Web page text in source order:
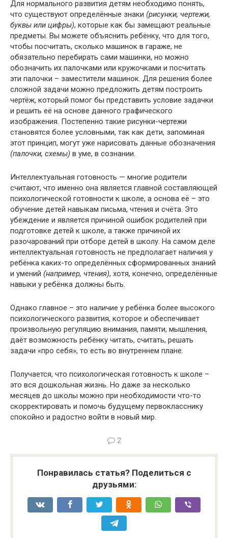
Для нормального развития детям необходимо понять,
что существуют определённые знаки (рисунки, чертежи,
буквы или цифры), которые как бы замещают реальные
предметы. Вы можете объяснить ребёнку, что для того,
чтобы посчитать, сколько машинок в гараже, не
обязательно перебирать сами машинки, но можно
обозначить их палочками или кружочками и посчитать
эти палочки – заместители машинок. Для решения более
сложной задачи можно предложить детям построить
чертёж, который помог бы представить условие задачки
и решить её на основе данного графического
изображения. Постепенно такие рисунки-чертежи
становятся более условными, так как дети, запоминая
этот принцип, могут уже нарисовать данные обозначения
(палочки, схемы) в уме, в сознании.
Интеллектуальная готовность — многие родители
считают, что именно она является главной составляющей
психологической готовности к школе, а основа её – это
обучение детей навыкам письма, чтения и счёта. Это
убеждение и является причиной ошибок родителей при
подготовке детей к школе, а также причиной их
разочарований при отборе детей в школу. На самом деле
интеллектуальная готовность не предполагает наличия у
ребёнка каких-то определённых сформированных знаний
и умений (например, чтения), хотя, конечно, определённые
навыки у ребёнка должны быть.
Однако главное – это наличие у ребёнка более высокого
психологического развития, которое и обеспечивает
произвольную регуляцию внимания, памяти, мышления,
даёт возможность ребёнку читать, считать, решать
задачи «про себя», то есть во внутреннем плане.
Получается, что психологическая готовность к школе –
это вся дошкольная жизнь. Но даже за несколько
месяцев до школы можно при необходимости что-то
скорректировать и помочь будущему первокласснику
спокойно и радостно войти в новый мир.
2
Понравилась статья? Поделиться с
друзьями: